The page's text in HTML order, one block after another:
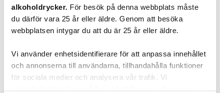
alkoholdrycker. För besök på denna webbplats måste
du därför vara 25 år eller äldre. Genom att besöka
webbplatsen intygar du att du är 25 år eller äldre.
Vi använder enhetsidentifierare för att anpassa innehållet
och annonserna till användarna, tillhandahålla funktioner
för sociala medier och analysera vår trafik. Vi